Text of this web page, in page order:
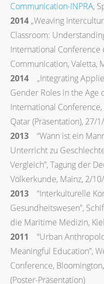
Communication-INPRA,
2014 „Weaving
Classroom:
International Conference
Communication, Valetta,
2014 „Integrating
Gender Roles in the Age
International
Qatar (Präsentation), 27/
2013 “Wann ist ein
Unterricht zu
Vergleich”, Tagung der
Völkerkunde, Mainz, 2/
2013 “Interkulturelle
Gesundheitswesen”,
die Maritime Medizin,
2011 “Urban
Meaningful Education”,
Conference,
(Poster-Präsentation)